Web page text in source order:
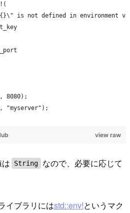
is not defined in environment
8080);
"myserver");
view raw
String
なので、必要に応じて
イブラリにはstd::env!というマク